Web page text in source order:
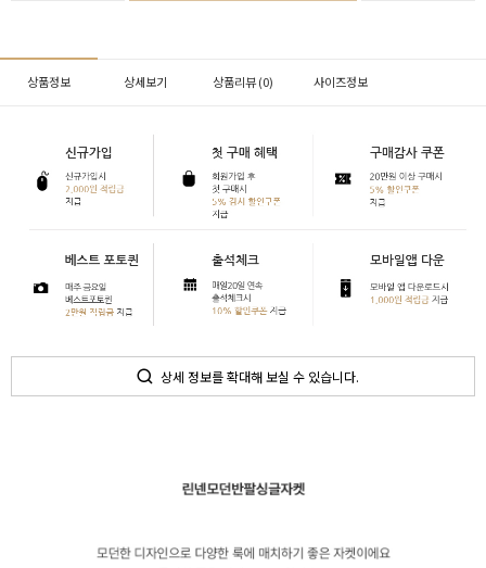
상품정보 상세보기 상품리뷰 (0) 사이즈정보
상세 정보를 확대해 보실 수 있습니다.